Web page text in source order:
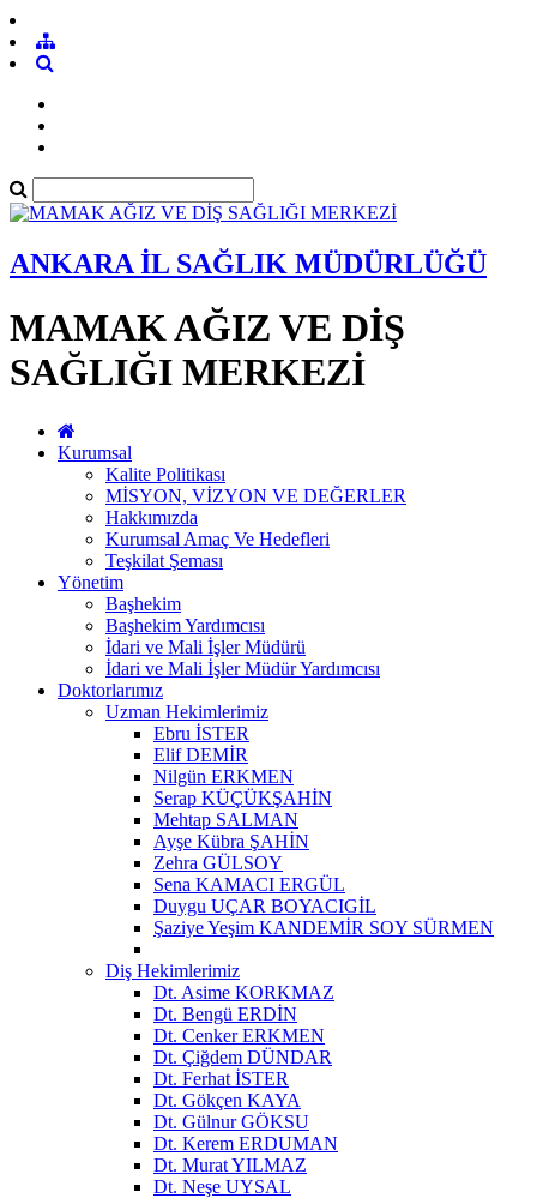
ANKARA İL SAĞLIK MÜDÜRLÜĞÜ
MAMAK AĞIZ VE DİŞ
SAĞLIĞI MERKEZİ
Kurumsal
Kalite Politikası
MİSYON, VİZYON VE DEĞERLER
Hakkımızda
Kurumsal Amaç Ve Hedefleri
Teşkilat Şeması
Yönetim
Başhekim
Başhekim Yardımcısı
İdari ve Mali İşler Müdürü
İdari ve Mali İşler Müdür Yardımcısı
Doktorlarımız
Uzman Hekimlerimiz
Ebru İSTER
Elif DEMİR
Nilgün ERKMEN
Serap KÜÇÜKŞAHİN
Mehtap SALMAN
Ayşe Kübra ŞAHİN
Zehra GÜLSOY
Sena KAMACI ERGÜL
Duygu UÇAR BOYACIGİL
Şaziye Yeşim KANDEMİR SOY SÜRMEN
Diş Hekimlerimiz
Dt. Asime KORKMAZ
Dt. Bengü ERDİN
Dt. Cenker ERKMEN
Dt. Çiğdem DÜNDAR
Dt. Ferhat İSTER
Dt. Gökçen KAYA
Dt. Gülnur GÖKSU
Dt. Kerem ERDUMAN
Dt. Murat YILMAZ
Dt. Neşe UYSAL